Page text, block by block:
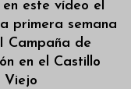
este vídeo el
primera semana
Campaña de
en el Castillo
Viejo